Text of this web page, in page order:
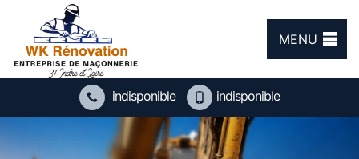
MENU
indisponible indisponible